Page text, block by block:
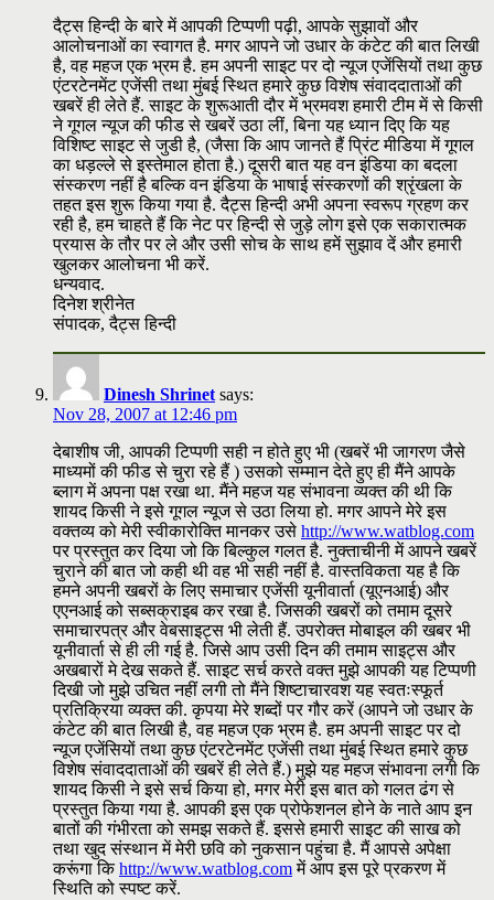
दैट्स हिन्दी के बारे में आपकी टिप्पणी पढ़ी, आपके सुझावों और
आलोचनाओं का स्वागत है. मगर आपने जो उधार के कंटेट की बात लिखी
है, वह महज एक भ्रम है. हम अपनी साइट पर दो न्यूज एजेंसियों तथा कुछ
एंटरटेनमेंट एजेंसी तथा मुंबई स्थित हमारे कुछ विशेष संवाददाताओं की
खबरें ही लेते हैं. साइट के शुरूआती दौर में भ्रमवश हमारी टीम में से किसी
ने गूगल न्यूज की फीड से खबरें उठा लीं, बिना यह ध्यान दिए कि यह
विशिष्ट साइट से जुडी है, (जैसा कि आप जानते हैं प्रिंट मीडिया में गूगल
का धड़ल्ले से इस्तेमाल होता है.) दूसरी बात यह वन इंडिया का बदला
संस्करण नहीं है बल्कि वन इंडिया के भाषाई संस्करणों की श्रृंखला के
तहत इस शुरू किया गया है. दैट्स हिन्दी अभी अपना स्वरूप ग्रहण कर
रही है, हम चाहते हैं कि नेट पर हिन्दी से जुड़े लोग इसे एक सकारात्मक
प्रयास के तौर पर ले और उसी सोच के साथ हमें सुझाव दें और हमारी
खुलकर आलोचना भी करें.
धन्यवाद.
दिनेश श्रीनेत
संपादक, दैट्स हिन्दी
Dinesh Shrinet says:
Nov 28, 2007 at 12:46 pm
देबाशीष जी, आपकी टिप्पणी सही न होते हुए भी (खबरें भी जागरण जैसे
माध्यमों की फीड से चुरा रहे हैं ) उसको सम्मान देते हुए ही मैंने आपके
ब्लाग में अपना पक्ष रखा था. मैंने महज यह संभावना व्यक्त की थी कि
शायद किसी ने इसे गूगल न्यूज से उठा लिया हो. मगर आपने मेरे इस
वक्तव्य को मेरी स्वीकारोक्ति मानकर उसे http://www.watblog.com
पर प्रस्तुत कर दिया जो कि बिल्कुल गलत है. नुक्ताचीनी में आपने खबरें
चुराने की बात जो कही थी वह भी सही नहीं है. वास्तविकता यह है कि
हमने अपनी खबरों के लिए समाचार एजेंसी यूनीवार्ता (यूएनआई) और
एएनआई को सब्सक्राइब कर रखा है. जिसकी खबरों को तमाम दूसरे
समाचारपत्र और वेबसाइट्स भी लेती हैं. उपरोक्त मोबाइल की खबर भी
यूनीवार्ता से ही ली गई है. जिसे आप उसी दिन की तमाम साइट्स और
अखबारों मे देख सकते हैं. साइट सर्च करते वक्त मुझे आपकी यह टिप्पणी
दिखी जो मुझे उचित नहीं लगी तो मैंने शिष्टाचारवश यह स्वतःस्फूर्त
प्रतिक्रिया व्यक्त की. कृपया मेरे शब्दों पर गौर करें (आपने जो उधार के
कंटेट की बात लिखी है, वह महज एक भ्रम है. हम अपनी साइट पर दो
न्यूज एजेंसियों तथा कुछ एंटरटेनमेंट एजेंसी तथा मुंबई स्थित हमारे कुछ
विशेष संवाददाताओं की खबरें ही लेते हैं.) मुझे यह महज संभावना लगी कि
शायद किसी ने इसे सर्च किया हो, मगर मेरी इस बात को गलत ढंग से
प्रस्तुत किया गया है. आपकी इस एक प्रोफेशनल होने के नाते आप इन
बातों की गंभीरता को समझ सकते हैं. इससे हमारी साइट की साख को
तथा खुद संस्थान में मेरी छवि को नुकसान पहुंचा है. मैं आपसे अपेक्षा
करूंगा किhttp://www.watblog.comमें आप इस पूरे प्रकरण में
स्थिति को स्पष्ट करें.